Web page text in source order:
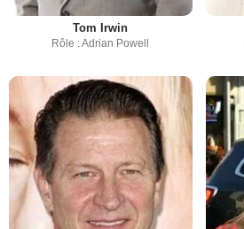
Tom Irwin
Rôle : Adrian Powell